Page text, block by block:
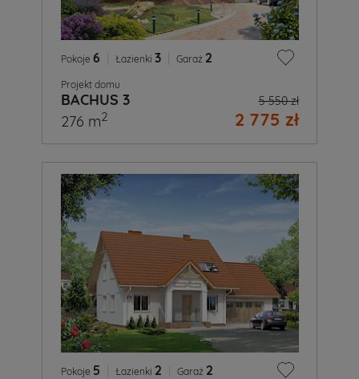
Pokoje 6 Łazienki 3 Garaż 2
Projekt domu
BACHUS 3 5 550 zł
2 775 zł
276 m2
Pokoje 5 Łazienki 2 Garaż 2